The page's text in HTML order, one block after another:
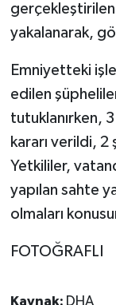
yakalanarak,
Emniyetteki
edilen
tutuklanırken,
kararı verildi, 2
Yetkililer,
yapılan sahte
olmaları
FOTOĞRAFLI
Kaynak: DHA